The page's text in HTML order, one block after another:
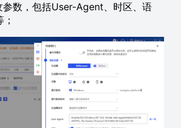
参数，包括User-Agent、时区、语